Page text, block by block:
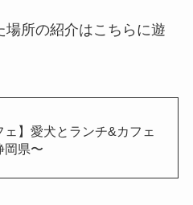
場所の紹介はこちらに遊
ェ】愛犬とランチ&カフェ
岡県〜